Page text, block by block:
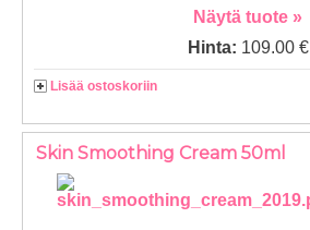
Näytä tuote »
Hinta: 109.00 €
Lisää ostoskoriin
Skin Smoothing Cream 50ml